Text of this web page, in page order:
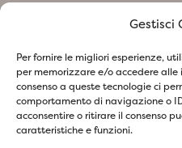
Gestisci
Per fornire le migliori esperienze,
per memorizzare e/o accedere
consenso a queste tecnologie ci
comportamento di navigazione o
acconsentire o ritirare il consenso
caratteristiche e funzioni.
Home
Volg ons op sociale